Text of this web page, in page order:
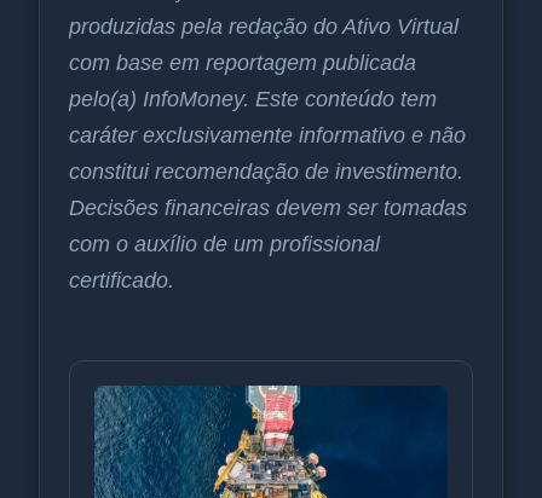
produzidas pela redação do Ativo Virtual
com base em reportagem publicada
pelo(a) InfoMoney. Este conteúdo tem
caráter exclusivamente informativo e não
constitui recomendação de investimento.
Decisões financeiras devem ser tomadas
com o auxílio de um profissional
certificado.